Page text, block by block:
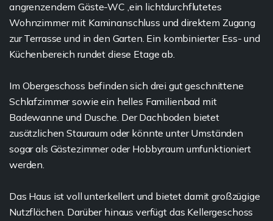
angrenzendem Gäste-WC ,ein lichtdurchflutetes
Wohnzimmer mit Kaminanschluss und direktem Zugang
zur Terrasse und in den Garten. Ein kombinierter Ess- und
Küchenbereich rundet diese Etage ab.
Im Obergeschoss befinden sich drei gut geschnittene
Schlafzimmer sowie ein helles Familienbad mit
Badewanne und Dusche. Der Dachboden bietet
zusätzlichen Stauraum oder könnte unter Umständen
sogar als Gästezimmer oder Hobbyraum umfunktioniert
werden.
Das Haus ist voll unterkellert und bietet damit großzügige
Nutzflächen. Darüber hinaus verfügt das Kellergeschoss